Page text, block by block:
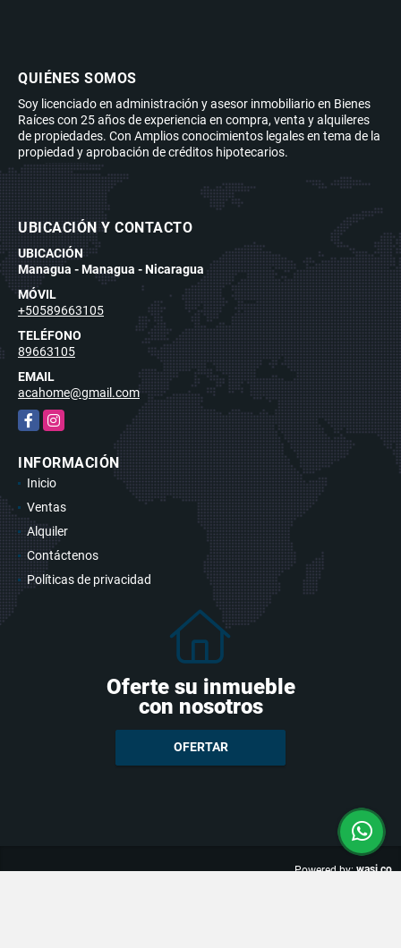
QUIÉNES SOMOS
Soy licenciado en administración y asesor inmobiliario en Bienes
Raíces con 25 años de experiencia en compra, venta y alquileres
de propiedades. Con Amplios conocimientos legales en tema de la
propiedad y aprobación de créditos hipotecarios.
UBICACIÓN Y CONTACTO
UBICACIÓN
Managua - Managua - Nicaragua
MÓVIL
+50589663105
TELÉFONO
89663105
EMAIL
acahome@gmail.com
FacebookInstagram
INFORMACIÓN
Inicio
Ventas
Alquiler
Contáctenos
Políticas de privacidad
Oferte su inmueble
con nosotros
OFERTAR
Powered by: wasi.co